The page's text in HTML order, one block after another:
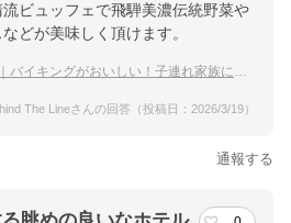
トラベルで
細を詳しく見る
ビュッフェで飛騨美濃伝統野菜や
どが美味しく頂けます。
イキングがおいしい！子連れ家族におすすめの宿は？
The Lineさんの回答（投稿日：2026/3/19）
通報する